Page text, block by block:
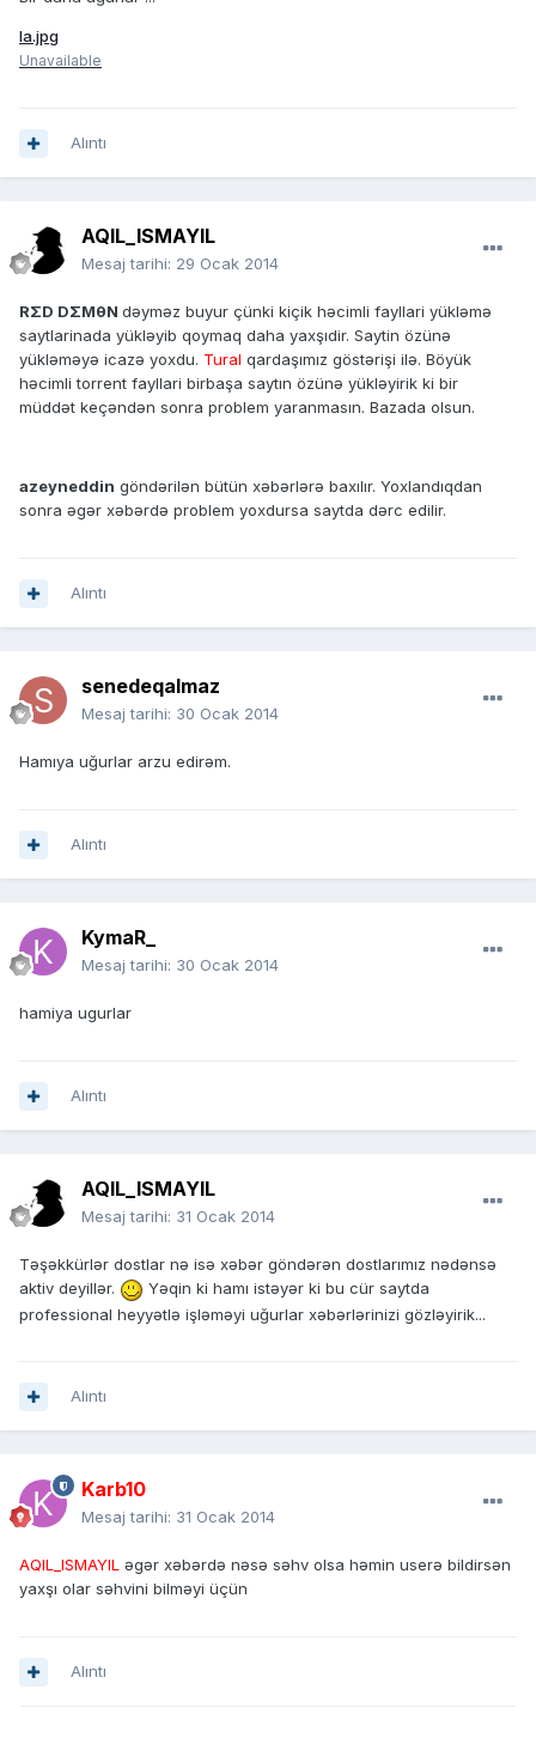
la.jpg
Unavailable
Alıntı
AQIL_ISMAYIL
Mesaj tarihi: 29 Ocak 2014
RΣD DΣMθN dəyməz buyur çünki kiçik həcimli fayllari yükləmə
saytlarinada yükləyib qoymaq daha yaxşıdir. Saytin özünə
yükləməyə icazə yoxdu. Tural qardaşımız göstərişi ilə. Böyük
həcimli torrent fayllari birbaşa saytın özünə yükləyirik ki bir
müddət keçəndən sonra problem yaranmasın. Bazada olsun.
azeyneddin göndərilən bütün xəbərlərə baxılır. Yoxlandıqdan
sonra əgər xəbərdə problem yoxdursa saytda dərc edilir.
Alıntı
senedeqalmaz
Mesaj tarihi: 30 Ocak 2014
Hamıya uğurlar arzu edirəm.
Alıntı
KymaR_
Mesaj tarihi: 30 Ocak 2014
hamiya ugurlar
Alıntı
AQIL_ISMAYIL
Mesaj tarihi: 31 Ocak 2014
Təşəkkürlər dostlar nə isə xəbər göndərən dostlarımız nədənsə
aktiv deyillər.
Yəqin ki hamı istəyər ki bu cür saytda
professional heyyətlə işləməyi uğurlar xəbərlərinizi gözləyirik...
Alıntı
Karb10
Mesaj tarihi: 31 Ocak 2014
AQIL_ISMAYIL əgər xəbərdə nəsə səhv olsa həmin userə bildirsən
yaxşı olar səhvini bilməyi üçün
Alıntı